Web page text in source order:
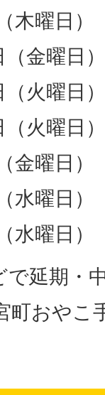
木曜日）
金曜日
火曜日
火曜日
金曜日）
水曜日）
水曜日）
で延期・
町おやこ